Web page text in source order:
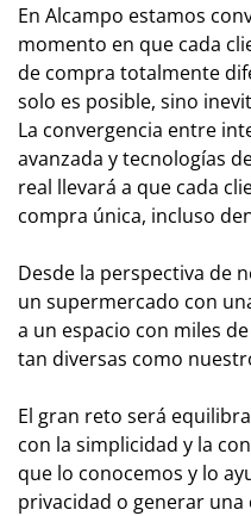
En Alcampo estamos
momento en que cada
de compra totalmente
solo es posible, sino
La convergencia entre
avanzada y tecnologías
real llevará a que cada
compra única, incluso
Desde la perspectiva de
un supermercado con
a un espacio con miles
tan diversas como
El gran reto será
con la simplicidad y la
que lo conocemos y lo
privacidad o generar